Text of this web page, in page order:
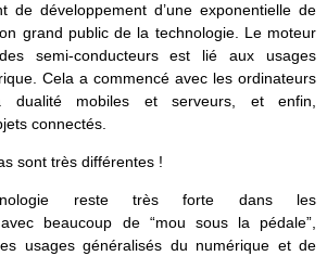
de développement d’une exponentielle de
grand public de la technologie. Le moteur
semi-conducteurs est lié aux usages
Cela a commencé avec les ordinateurs
dualité mobiles et serveurs, et enfin,
connectés.
sont très différentes !
reste très forte dans les
beaucoup de “mou sous la pédale”,
usages généralisés du numérique et de